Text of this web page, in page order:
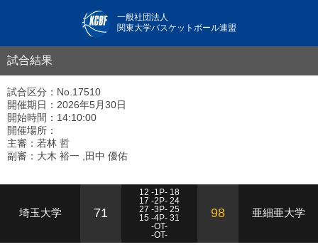
一般社団法人
関東大学バスケットボール連盟
試合結果
試合区分：No.17510
開催期日：2026年5月30日
開始時間：14:10:00
開催場所：
主審：若林 哲
副審：大木 裕一 ,田中 優佑
埼玉大学 71
12 -1P- 18
17 -2P- 24
27 -3P- 25
15 -4P- 31
-OT-
-OT-
98 亜細亜大学